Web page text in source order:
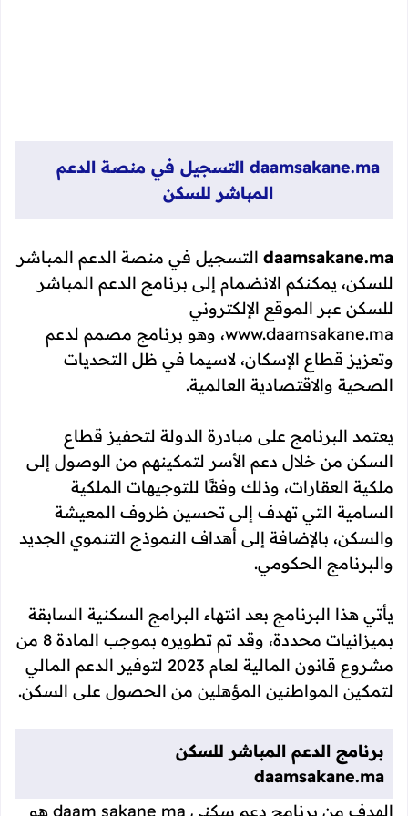
daamsakane.ma التسجيل في منصة الدعم
المباشر للسكن
daamsakane.ma التسجيل في منصة الدعم المباشر
للسكن، يمكنكم الانضمام إلى برنامج الدعم المباشر
للسكن عبر الموقع الإلكتروني
www.daamsakane.ma، وهو برنامج مصمم لدعم
وتعزيز قطاع الإسكان، لاسيما في ظل التحديات
الصحية والاقتصادية العالمية.
يعتمد البرنامج على مبادرة الدولة لتحفيز قطاع
السكن من خلال دعم الأسر لتمكينهم من الوصول إلى
ملكية العقارات، وذلك وفقًا للتوجيهات الملكية
السامية التي تهدف إلى تحسين ظروف المعيشة
والسكن، بالإضافة إلى أهداف النموذج التنموي الجديد
والبرنامج الحكومي.
يأتي هذا البرنامج بعد انتهاء البرامج السكنية السابقة
بميزانيات محددة، وقد تم تطويره بموجب المادة 8 من
مشروع قانون المالية لعام 2023 لتوفير الدعم المالي
لتمكين المواطنين المؤهلين من الحصول على السكن.
برنامج الدعم المباشر للسكن
daamsakane.ma
الهدف من برنامج دعم سكني daam sakane ma هو